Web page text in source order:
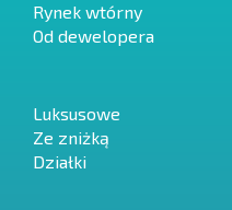
Rynek wtórny
Od dewelopera
Luksusowe
Ze zniżką
Działki